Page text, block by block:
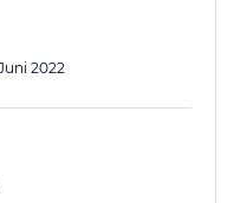
2022